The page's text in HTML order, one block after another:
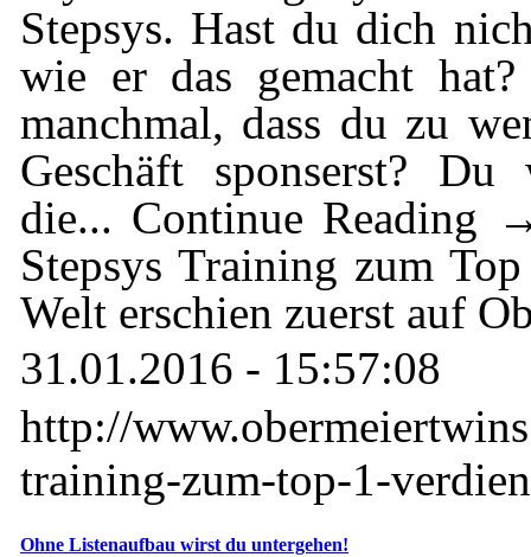
Stepsys. Hast du dich
wie er das gemacht
manchmal, dass du zu
Geschäft sponserst?
die... Continue Reading
Stepsys Training zum
Welt erschien zuerst auf
31.01.2016 - 15:57:08
http://
training-zum-top-1-
Ohne Listenaufbau wirst du untergehen!